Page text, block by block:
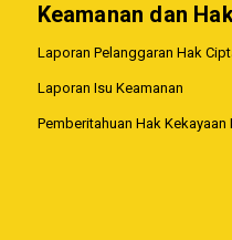
Keamanan dan
Laporan Pelanggaran Hak
Laporan Isu Keamanan
Pemberitahuan Hak Kekayaan